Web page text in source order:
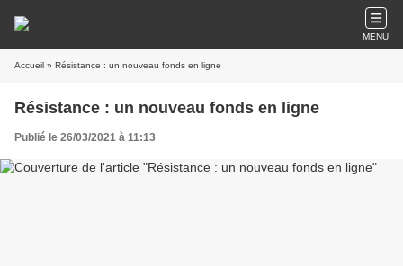
MENU
Accueil » Résistance : un nouveau fonds en ligne
Résistance : un nouveau fonds en ligne
Publié le 26/03/2021 à 11:13